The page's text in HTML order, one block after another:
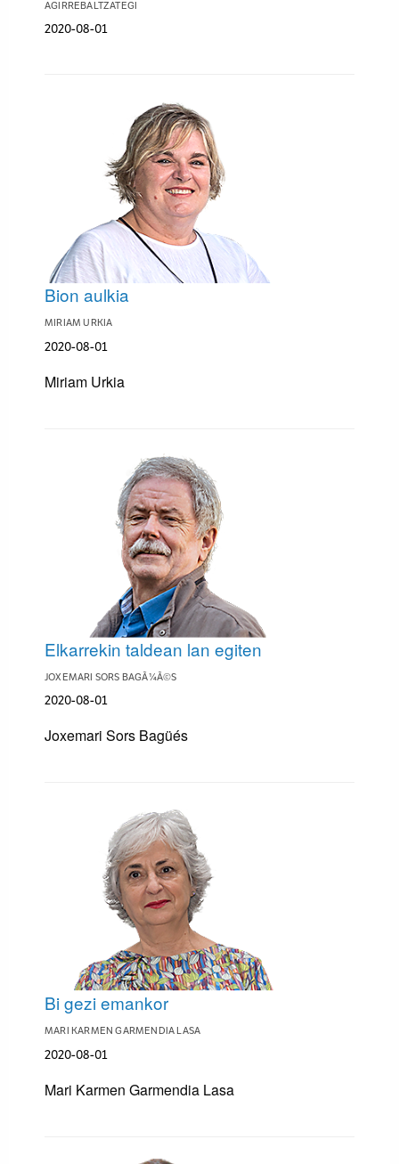
AGIRREBALTZATEGI
2020-08-01
Bion aulkia
MIRIAM URKIA
2020-08-01
Miriam Urkia
Elkarrekin taldean lan egiten
JOXEMARI SORS BAGÃ¼Ã©S
2020-08-01
Joxemari Sors Bagüés
Bi gezi emankor
MARI KARMEN GARMENDIA LASA
2020-08-01
Mari Karmen Garmendia Lasa